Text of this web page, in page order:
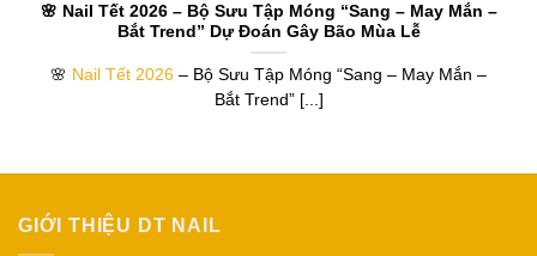
🌸 Nail Tết 2026 – Bộ Sưu Tập Móng “Sang – May Mắn –
Bắt Trend” Dự Đoán Gây Bão Mùa Lễ
🌸 Nail Tết 2026 – Bộ Sưu Tập Móng “Sang – May Mắn –
Bắt Trend” [...]
GIỚI THIỆU DT NAIL